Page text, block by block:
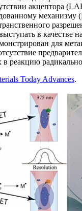
акцептора
механизму
в качестве
для
реакцию
Today Advances.